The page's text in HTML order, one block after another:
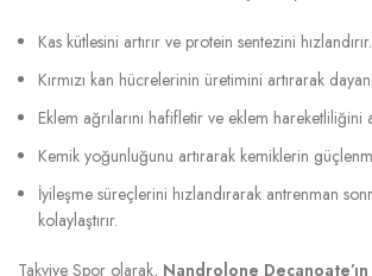
Kas kütlesini artırır ve protein sentezini hızlandırır.
Kırmızı kan hücrelerinin üretimini artırarak
Eklem ağrılarını hafifletir ve eklem hareketliliğini
Kemik yoğunluğunu artırarak kemiklerin
İyileşme süreçlerini hızlandırarak antrenman
kolaylaştırır.
Takviye Spor olarak, Nandrolone Decanoate’ın